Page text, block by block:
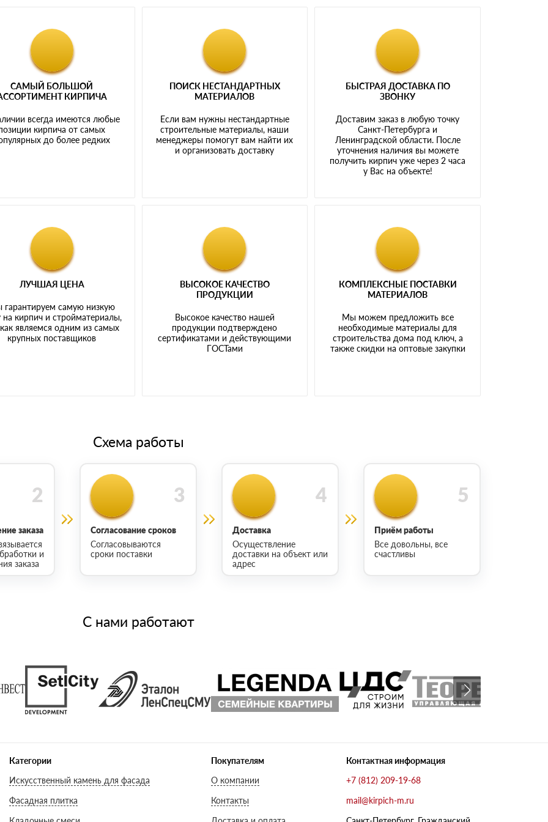
САМЫЙ БОЛЬШОЙ
КИРПИЧА
всегда имеются любые
кирпича от самых
до более редких
ПОИСК НЕСТАНДАРТНЫХ
МАТЕРИАЛОВ
Если вам нужны нестандартные
строительные материалы, наши
менеджеры помогут вам найти их
и организовать доставку
БЫСТРАЯ ДОСТАВКА ПО
ЗВОНКУ
Доставим заказ в любую точку
Санкт-Петербурга и
Ленинградской области. После
уточнения наличия вы можете
получить кирпич уже через 2 часа
у Вас на объекте!
ЛУЧШАЯ ЦЕНА
самую низкую
на кирпич и стройматериалы,
являемся одним из самых
крупных поставщиков
ВЫСОКОЕ КАЧЕСТВО
ПРОДУКЦИИ
Высокое качество нашей
продукции подтверждено
сертификатами и действующими
ГОСТами
КОМПЛЕКСНЫЕ ПОСТАВКИ
МАТЕРИАЛОВ
Мы можем предложить все
необходимые материалы для
строительства дома под ключ, а
также скидки на оптовые закупки
Схема работы
заказа
и
заказа
Согласование сроков
Согласовываются
сроки поставки
Доставка
Осуществление
доставки на объект или
адрес
Приём работы
Все довольны, все
счастливы
С нами работают
Категории
Искусственный камень для фасада
Фасадная плитка
Покупателям
О компании
Контакты
Контактная информация
+7 (812) 209-19-68
mail@kirpich-m.ru